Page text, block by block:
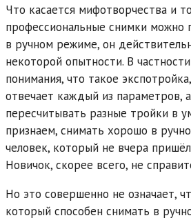
Что касается мифотворчества и
профессиональные снимки можно
в ручном режиме, он
некоторой опытности. В
понимания, что такое
отвечает каждый из параметров,
пересчитывать разные тройки в
признаем, снимать хорошо в
человек, который не вчера
Новичок, скорее всего, не
Но это совершенно не означает,
который способен снимать в